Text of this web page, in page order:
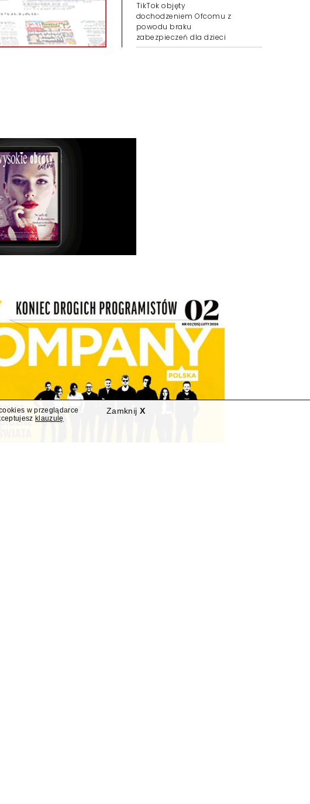
TikTok objęty
dochodzeniem Ofcomu z
powodu braku
zabezpieczeń dla dzieci
Zamknij X
w przeglądarce
klauzulę